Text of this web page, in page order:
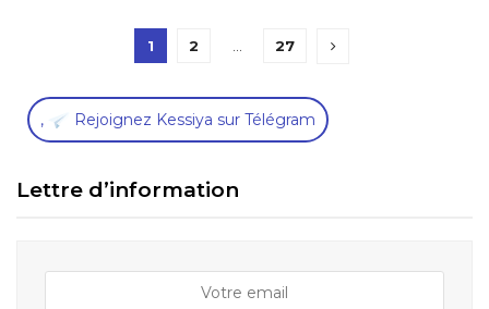
1 2 27
, Rejoignez Kessiya sur Télégram
Lettre d’information